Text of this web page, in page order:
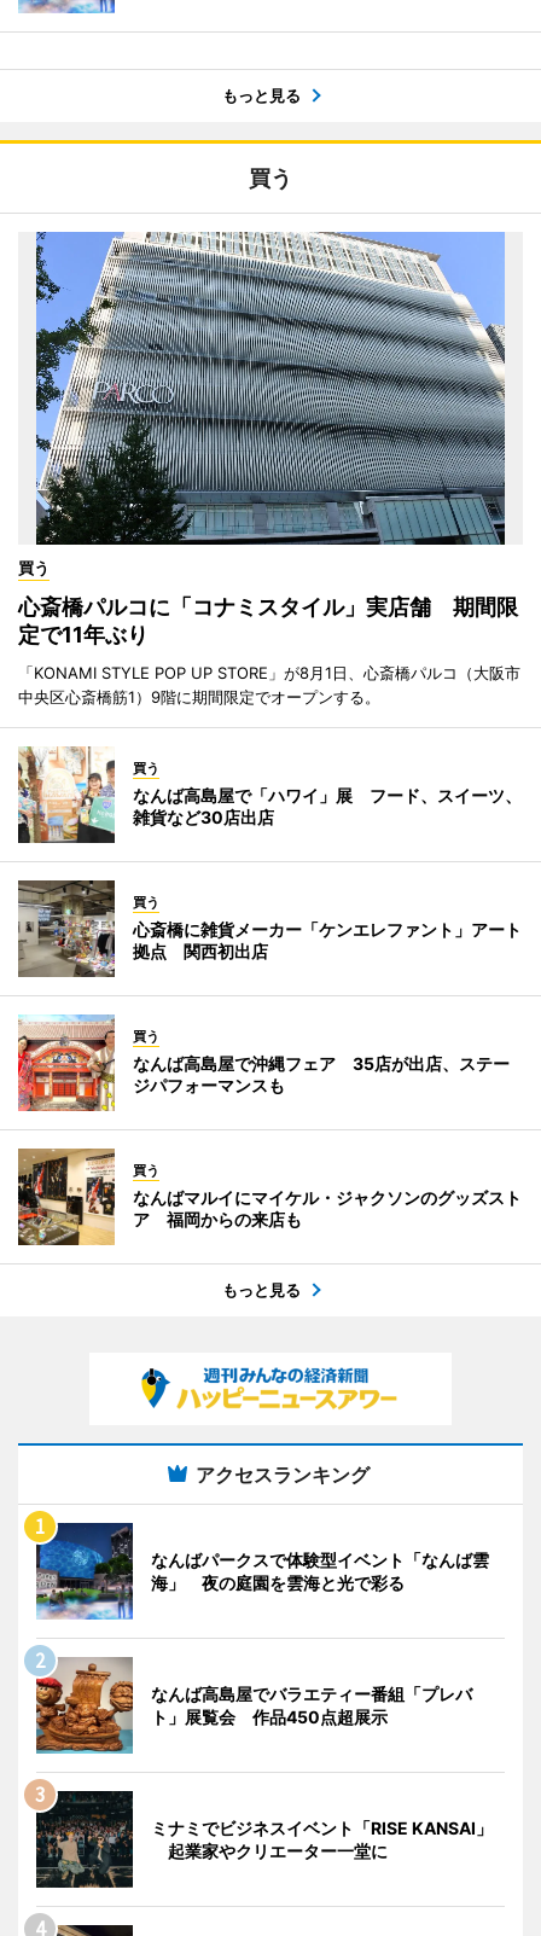
もっと見る
買う
買う
心斎橋パルコに「コナミスタイル」実店舗 期間限
定で11年ぶり
「KONAMI STYLE POP UP STORE」が8月1日、心斎橋パルコ（大阪市
中央区心斎橋筋1）9階に期間限定でオープンする。
買う
なんば高島屋で「ハワイ」展 フード、スイーツ、
雑貨など30店出店
買う
心斎橋に雑貨メーカー「ケンエレファント」アート
拠点 関西初出店
買う
なんば高島屋で沖縄フェア 35店が出店、ステー
ジパフォーマンスも
買う
なんばマルイにマイケル・ジャクソンのグッズスト
ア 福岡からの来店も
もっと見る
アクセスランキング
なんばパークスで体験型イベント「なんば雲
海」 夜の庭園を雲海と光で彩る
なんば高島屋でバラエティー番組「プレバ
ト」展覧会 作品450点超展示
ミナミでビジネスイベント「RISE KANSAI」
起業家やクリエーター一堂に